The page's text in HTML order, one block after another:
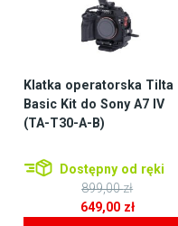
Klatka operatorska Tilta
Basic Kit do Sony A7 IV
(TA-T30-A-B)
Dostępny od ręki
899,00zł
649,00 zł